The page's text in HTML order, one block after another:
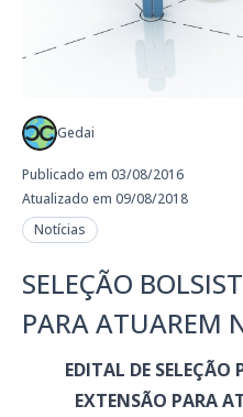
Gedai
Publicado em 03/08/2016
Atualizado em 09/08/2018
Notícias
SELEÇÃO
PARA ATUAREM
EDITAL DE SELEÇÃO
EXTENSÃO PARA